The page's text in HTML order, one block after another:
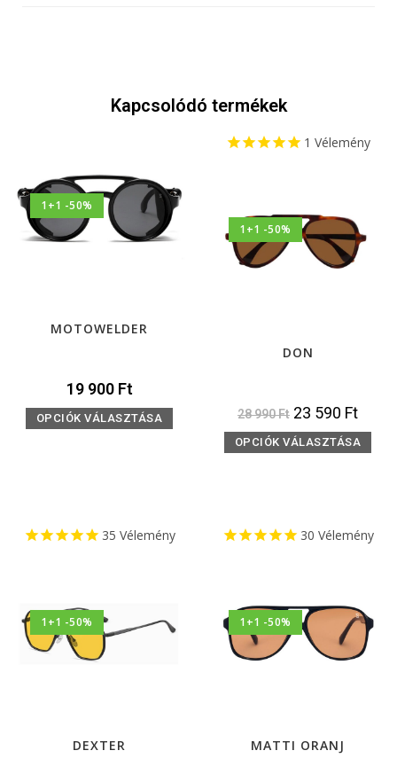
Kapcsolódó termékek
1+1 -50%
MOTOWELDER
19 900 Ft
OPCIÓK VÁLASZTÁSA
1 Vélemény
1+1 -50%
DON
28 990Ft 23 590 Ft
OPCIÓK VÁLASZTÁSA
35 Vélemény
1+1 -50%
DEXTER
30 Vélemény
1+1 -50%
MATTI ORANJ